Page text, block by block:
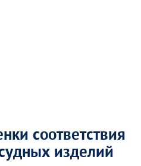
соответствия
изделий